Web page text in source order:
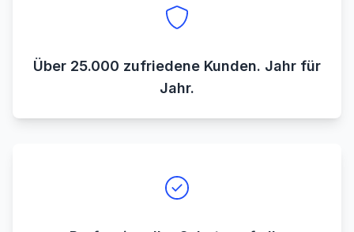
Über 25.000 zufriedene Kunden. Jahr für
Jahr.